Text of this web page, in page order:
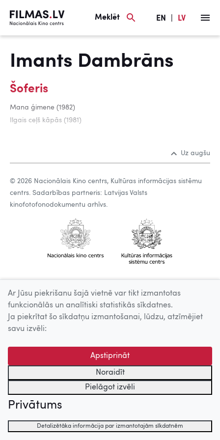
Meklēt EN LV
Imants Dambrāns
Šoferis
Mana ģimene (1982)
Ilgais ceļš kāpās (1981)
Uz augšu
© 2026 Nacionālais Kino centrs, Kultūras informācijas sistēmu
centrs. Sadarbības partneris: Latvijas Valsts
kinofotofonodokumentu arhīvs.
Ar Jūsu piekrišanu šajā vietnē var tikt izmantotas
funkcionālās un analītiski statistikās sīkdatnes.
Ja piekrītat šo sīkdatņu izmantošanai, lūdzu, atzīmējiet
savu izvēli:
Apstiprināt
Noraidīt
Pielāgot izvēli
Privātums
Detalizētāka informācija par izmantotajām sīkdatnēm